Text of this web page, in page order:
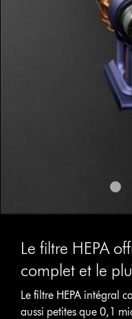
Le filtre HEPA
complet et le
Le filtre HEPA intégral
aussi petites que 0,1